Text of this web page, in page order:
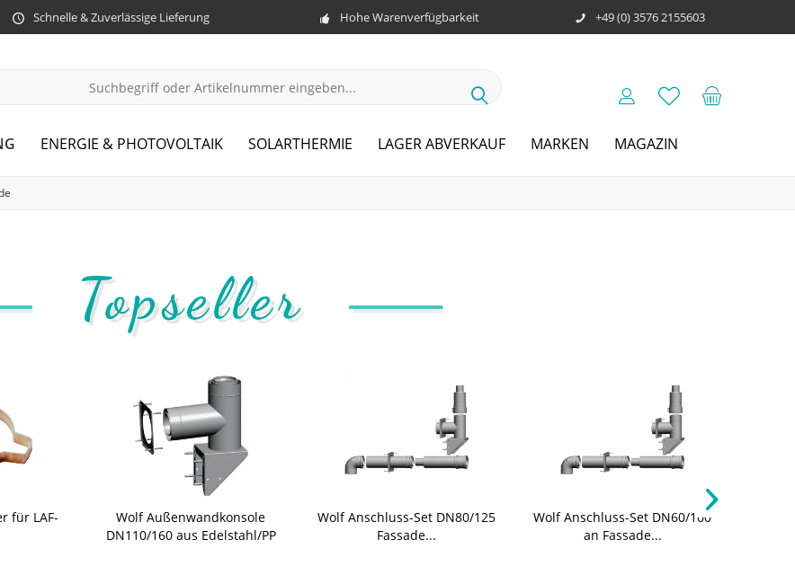
Schnelle & Zuverlässige Lieferung Hohe Warenverfügbarkeit +49 (0) 3576 2155603
ENERGIE & PHOTOVOLTAIK SOLARTHERMIE LAGER ABVERKAUF MARKEN MAGAZIN
Topseller
für LAF-
Wolf Außenwandkonsole
DN110/160 aus Edelstahl/PP
Wolf Anschluss-Set DN80/125
Fassade...
Wolf Anschluss-Set DN60/100
an Fassade...